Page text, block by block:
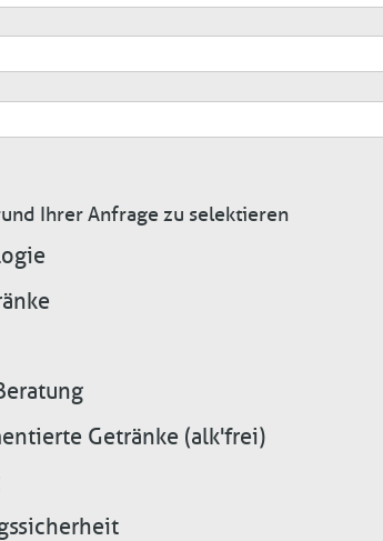
Ihrer Anfrage zu selektieren
Getränke (alk'frei)